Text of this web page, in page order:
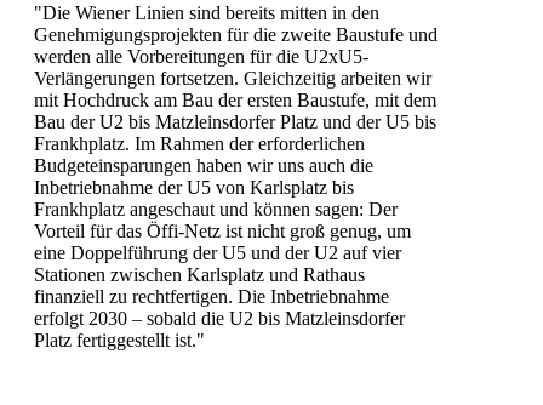
"Die Wiener Linien sind bereits mitten in den
Genehmigungsprojekten für die zweite Baustufe und
werden alle Vorbereitungen für die U2xU5-
Verlängerungen fortsetzen. Gleichzeitig arbeiten wir
mit Hochdruck am Bau der ersten Baustufe, mit dem
Bau der U2 bis Matzleinsdorfer Platz und der U5 bis
Frankhplatz. Im Rahmen der erforderlichen
Budgeteinsparungen haben wir uns auch die
Inbetriebnahme der U5 von Karlsplatz bis
Frankhplatz angeschaut und können sagen: Der
Vorteil für das Öffi-Netz ist nicht groß genug, um
eine Doppelführung der U5 und der U2 auf vier
Stationen zwischen Karlsplatz und Rathaus
finanziell zu rechtfertigen. Die Inbetriebnahme
erfolgt 2030 – sobald die U2 bis Matzleinsdorfer
Platz fertiggestellt ist."